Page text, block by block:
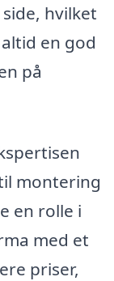
hvilket
en god
på
montering
en rolle i
med et
priser,